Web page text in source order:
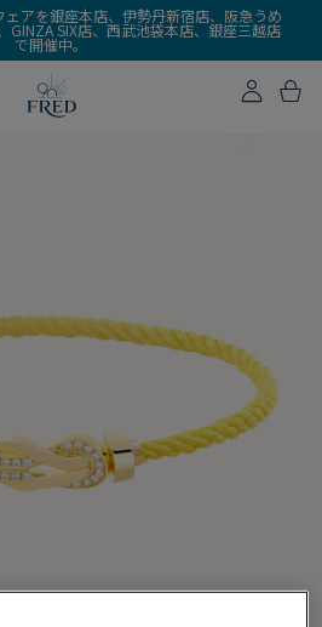
アを銀座本店、伊勢丹新宿店、阪急うめ
GINZA SIX店、西武池袋本店、銀座三越店
で開催中。